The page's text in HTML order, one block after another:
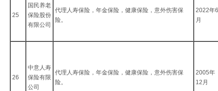
25
国民养老
保险股份
有限公司
代理人寿保险，年金保险，健康保险，意外伤害保
险。
2022年
月
26
中意人寿
保险有限
公司
代理人寿保险，年金保险，健康保险，意外伤害保
险。
2005年
12月